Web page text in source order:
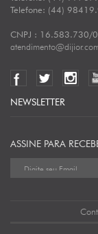
Telefone: (44)
CNPJ : 16.583.730/
NEWSLETTER
ASSINE PARA